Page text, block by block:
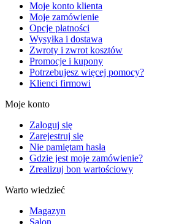
Moje konto klienta
Moje zamówienie
Opcje płatności
Wysyłka i dostawa
Zwroty i zwrot kosztów
Promocje i kupony
Potrzebujesz więcej pomocy?
Klienci firmowi
Moje konto
Zaloguj się
Zarejestruj się
Nie pamiętam hasła
Gdzie jest moje zamówienie?
Zrealizuj bon wartościowy
Warto wiedzieć
Magazyn